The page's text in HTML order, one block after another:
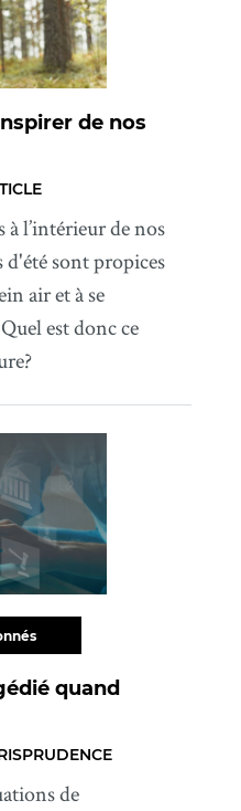
de nos
à l’intérieur de nos
d'été sont propices
air et à se
est donc ce
quand
de